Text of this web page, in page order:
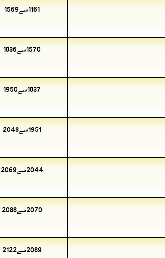
1161سے1569
1570سے1836
1837سے1950
1951سے2043
2044سے2069
2070سے2088
2089سے2122